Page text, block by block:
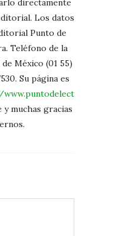
Los datos
Punto de
Teléfono de la
de México (01 55)
Su página es
y muchas gracias